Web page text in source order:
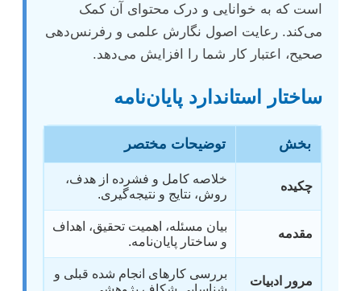
است که به خوانایی و درک محتوای آن کمک
می‌کند. رعایت اصول نگارش علمی و رفرنس‌دهی
صحیح، اعتبار کار شما را افزایش می‌دهد.
ساختار استاندارد پایان‌نامه
بخش توضیحات مختصر
چکیده
خلاصه کامل و فشرده از هدف،
روش، نتایج و نتیجه‌گیری.
مقدمه
بیان مسئله، اهمیت تحقیق، اهداف
و ساختار پایان‌نامه.
مرور ادبیات
بررسی کارهای انجام شده قبلی و